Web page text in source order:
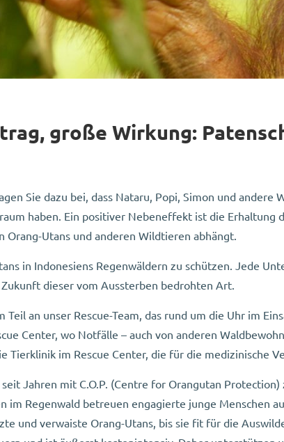
große Wirkung:
Sie dazu bei, dass Nataru, Popi, Simon und andere
haben. Ein positiver Nebeneffekt ist die Erhaltung
Orang-Utans und anderen Wildtieren abhängt.
in Indonesiens Regenwäldern zu schützen. Jede
dieser vom Aussterben bedrohten Art.
an unser Rescue-Team, das rund um die Uhr im
Center, wo Notfälle – auch von anderen
Tierklinik im Rescue Center, die für die medizinische
Jahren mit C.O.P. (Centre for Orangutan
im Regenwald betreuen engagierte junge Menschen
und verwaiste Orang-Utans, bis sie fit für die